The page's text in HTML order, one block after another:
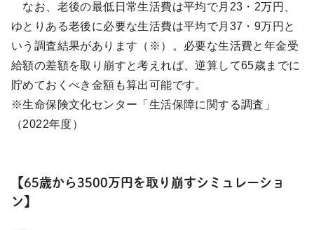
なお、老後の最低日常生活費は平均で月23・2万円、
ゆとりある老後に必要な生活費は平均で月37・9万円と
いう調査結果があります（※）。必要な生活費と年金受
給額の差額を取り崩すと考えれば、逆算して65歳までに
貯めておくべき金額も算出可能です。
※生命保険文化センター「生活保障に関する調査」
（2022年度）
【65歳から3500万円を取り崩すシミュレーショ
ン】